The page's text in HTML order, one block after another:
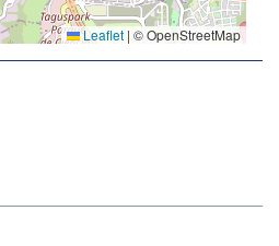
Leaflet | © OpenStreetMap